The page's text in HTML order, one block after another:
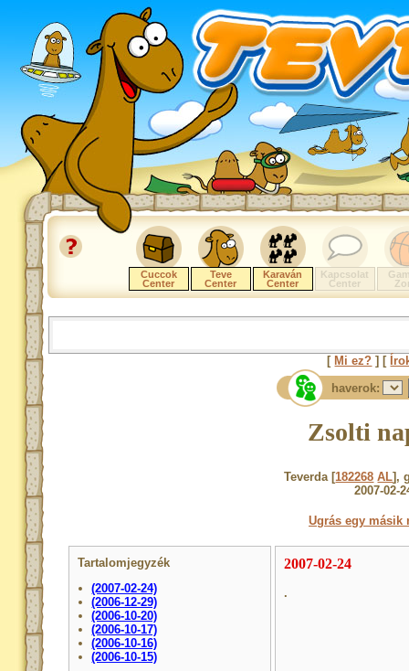
Cuccok
Center
Teve
Center
Karaván
Center
Kapcsolat
Center
[ Mi ez? ] [
haverok:
Zsolti
Teverda [182268 AL],
2007-02-
Ugrás egy másik
Tartalomjegyzék
(2007-02-24)
(2006-12-29)
(2006-10-20)
(2006-10-17)
(2006-10-16)
(2006-10-15)
2007-02-24
.